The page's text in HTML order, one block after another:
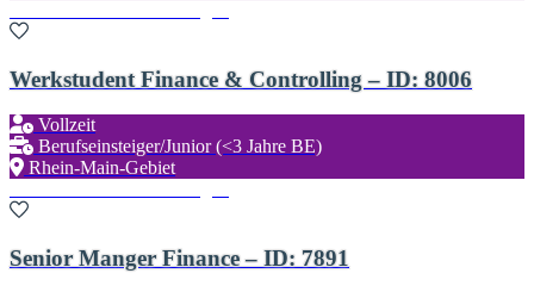
Werkstudent Finance & Controlling – ID: 8006
Vollzeit
Berufseinsteiger/Junior (<3 Jahre BE)
Rhein-Main-Gebiet
Senior Manger Finance – ID: 7891